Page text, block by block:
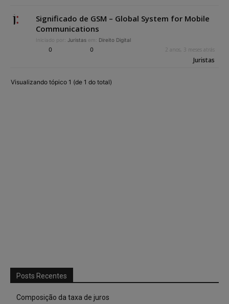
Significado de GSM – Global System for Mobile
Communications
Iniciado por: Juristas em: Direito Digital
0 0 2 anos, 3 meses atrás
Juristas
Visualizando tópico 1 (de 1 do total)
Posts Recentes
Composição da taxa de juros